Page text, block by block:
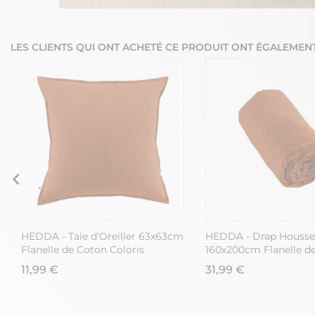
LES CLIENTS QUI ONT ACHETÉ CE PRODUIT ONT
HEDDA - Taie d'Oreiller 63x63cm
Flanelle de Coton Coloris
Tomette
11,99 €
HEDDA - Drap Housse
160x200cm Flanelle
Coloris Tomette
31,99 €